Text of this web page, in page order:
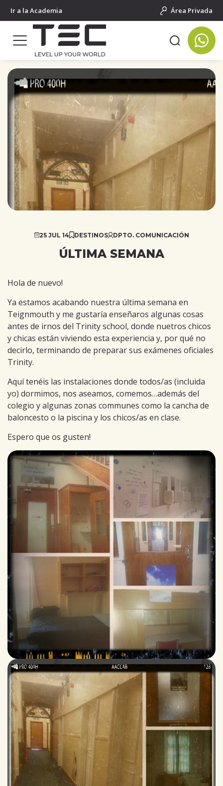
Ir a la Academia Área Privada
25 JUL 14 DESTINOS DPTO. COMUNICACIÓN
ÚLTIMA SEMANA
Hola de nuevo!
Ya estamos acabando nuestra última semana en
Teignmouth y me gustaría enseñaros algunas cosas
antes de irnos del Trinity school, donde nuetros chicos
y chicas están viviendo esta experiencia y, por qué no
decirlo, terminando de preparar sus exámenes oficiales
Trinity.
Aquí tenéis las instalaciones donde todos/as (incluida
yo) dormimos, nos aseamos, comemos…además del
colegio y algunas zonas communes como la cancha de
baloncesto o la piscina y los chicos/as en clase.
Espero que os gusten!